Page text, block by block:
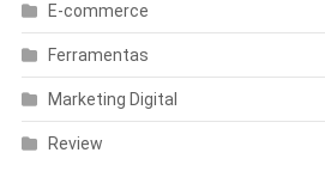
E-commerce
Ferramentas
Marketing Digital
Review